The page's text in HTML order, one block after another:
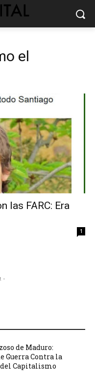
el
las FARC: Era
1
-
de Maduro:
Guerra Contra la
Capitalismo